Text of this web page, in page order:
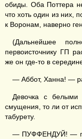
обиды. Оба Поттера
что хоть один из них,
к Воронам, наверно
(Дальнейшее
первоисточнику ГП
же он где-то в
— Аббот, Ханна! —
Девочка с белыми
смущения, то ли от
табурету.
— ПУФФЕНДУЙ! —